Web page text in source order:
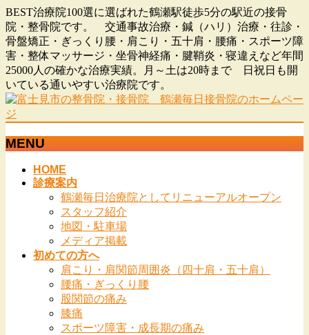
BEST治療院100選に選ばれた鶴瀬駅徒歩5分の駅近の接骨
院・整骨院です。 交通事故治療・鍼（ハリ）治療・往診・
骨盤矯正・ぎっくり腰・肩こり・五十肩・腰痛・スポーツ障
害・整体マッサージ・坐骨神経痛・腱鞘炎・寝違えなど年間
25000人の確かな治療実績。月～土は20時まで 日祝日も開
いている通いやすい治療院です。
MENU
HOME
診療案内
鶴瀬毎日治療院としてリニューアルオープン
スタッフ紹介
地図・駐車場
メディア掲載
初めての方へ
肩こり・肩関節周囲炎（四十肩・五十肩）
腰痛・ぎっくり腰
股関節の痛み
膝痛
スポーツ障害・成長期の痛み